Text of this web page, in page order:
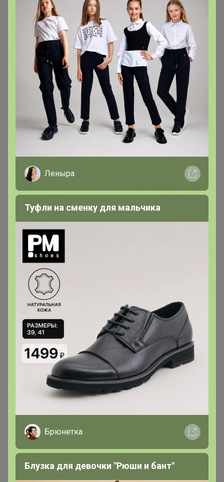
Цена: 738 р.
"- Очень прикольная кружка"
Цена:
"- Красивый подарок мужчине. Всё понравилось.
Всё пришло целое. Очень понравилось."
Леныра
Туфли на сменку для мальчика
Брюнетка
Блузка для девочки "Рюши и бант"